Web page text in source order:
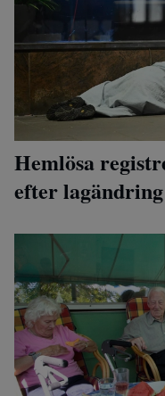
Hemlösa
efter lagändring